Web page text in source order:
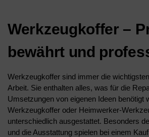
Werkzeugkoffer –
bewährt und
Werkzeugkoffer sind immer die
Arbeit. Sie enthalten alles, was für die
Umsetzungen von eigenen Ideen benötigt
Werkzeugkoffer oder Heimwerker-
unterschiedlich ausgestattet. Besonders
und die Ausstattung spielen bei einem